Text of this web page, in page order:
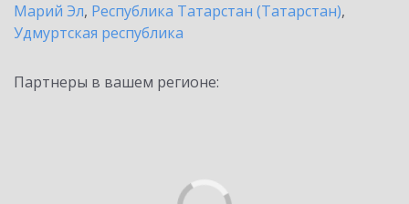
Марий Эл, Республика Татарстан (Татарстан),
Удмуртская республика
Партнеры в вашем регионе: